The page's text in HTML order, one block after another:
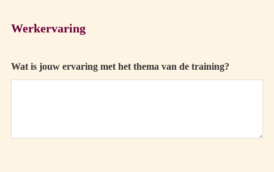
slash
Werkervaring
Wat is jouw ervaring met het thema van de training?